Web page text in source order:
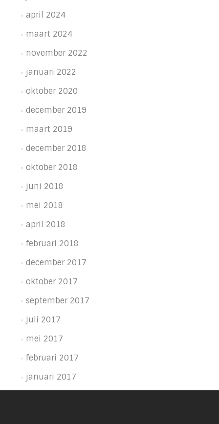
april 2024
maart 2024
november 2022
januari 2022
oktober 2020
december 2019
maart 2019
december 2018
oktober 2018
juni 2018
mei 2018
april 2018
februari 2018
december 2017
oktober 2017
september 2017
juli 2017
mei 2017
februari 2017
januari 2017